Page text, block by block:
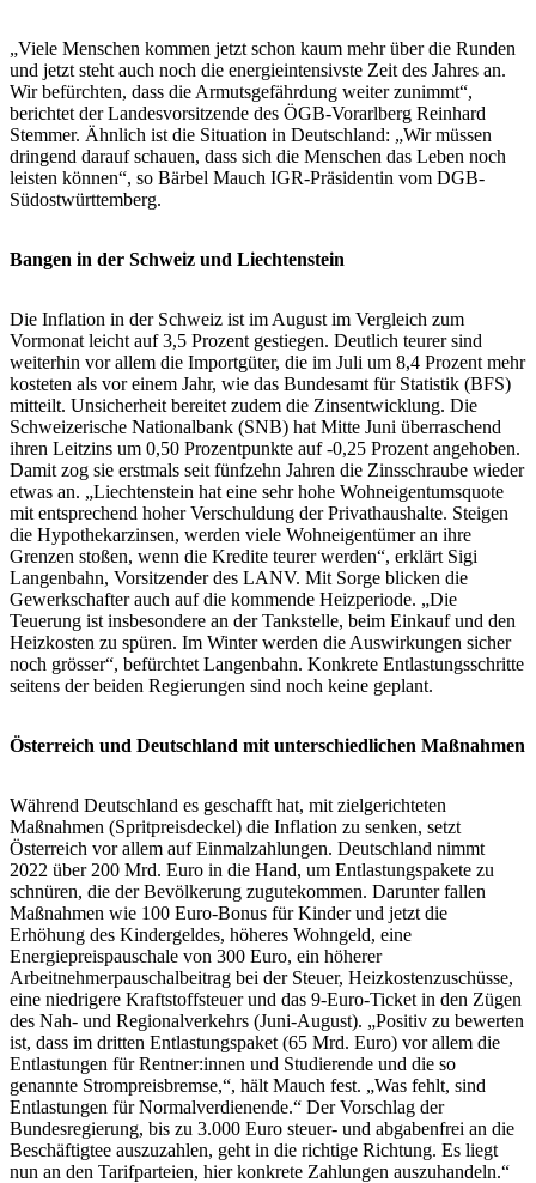
„Viele Menschen kommen jetzt schon kaum mehr über die Runden
und jetzt steht auch noch die energieintensivste Zeit des Jahres an.
Wir befürchten, dass die Armutsgefährdung weiter zunimmt“,
berichtet der Landesvorsitzende des ÖGB-Vorarlberg Reinhard
Stemmer. Ähnlich ist die Situation in Deutschland: „Wir müssen
dringend darauf schauen, dass sich die Menschen das Leben noch
leisten können“, so Bärbel Mauch IGR-Präsidentin vom DGB-
Südostwürttemberg.
Bangen in der Schweiz und Liechtenstein
Die Inflation in der Schweiz ist im August im Vergleich zum
Vormonat leicht auf 3,5 Prozent gestiegen. Deutlich teurer sind
weiterhin vor allem die Importgüter, die im Juli um 8,4 Prozent mehr
kosteten als vor einem Jahr, wie das Bundesamt für Statistik (BFS)
mitteilt. Unsicherheit bereitet zudem die Zinsentwicklung. Die
Schweizerische Nationalbank (SNB) hat Mitte Juni überraschend
ihren Leitzins um 0,50 Prozentpunkte auf -0,25 Prozent angehoben.
Damit zog sie erstmals seit fünfzehn Jahren die Zinsschraube wieder
etwas an. „Liechtenstein hat eine sehr hohe Wohneigentumsquote
mit entsprechend hoher Verschuldung der Privathaushalte. Steigen
die Hypothekarzinsen, werden viele Wohneigentümer an ihre
Grenzen stoßen, wenn die Kredite teurer werden“, erklärt Sigi
Langenbahn, Vorsitzender des LANV. Mit Sorge blicken die
Gewerkschafter auch auf die kommende Heizperiode. „Die
Teuerung ist insbesondere an der Tankstelle, beim Einkauf und den
Heizkosten zu spüren. Im Winter werden die Auswirkungen sicher
noch grösser“, befürchtet Langenbahn. Konkrete Entlastungsschritte
seitens der beiden Regierungen sind noch keine geplant.
Österreich und Deutschland mit unterschiedlichen Maßnahmen
Während Deutschland es geschafft hat, mit zielgerichteten
Maßnahmen (Spritpreisdeckel) die Inflation zu senken, setzt
Österreich vor allem auf Einmalzahlungen. Deutschland nimmt
2022 über 200 Mrd. Euro in die Hand, um Entlastungspakete zu
schnüren, die der Bevölkerung zugutekommen. Darunter fallen
Maßnahmen wie 100 Euro-Bonus für Kinder und jetzt die
Erhöhung des Kindergeldes, höheres Wohngeld, eine
Energiepreispauschale von 300 Euro, ein höherer
Arbeitnehmerpauschalbeitrag bei der Steuer, Heizkostenzuschüsse,
eine niedrigere Kraftstoffsteuer und das 9-Euro-Ticket in den Zügen
des Nah- und Regionalverkehrs (Juni-August). „Positiv zu bewerten
ist, dass im dritten Entlastungspaket (65 Mrd. Euro) vor allem die
Entlastungen für Rentner:innen und Studierende und die so
genannte Strompreisbremse,“, hält Mauch fest. „Was fehlt, sind
Entlastungen für Normalverdienende.“ Der Vorschlag der
Bundesregierung, bis zu 3.000 Euro steuer- und abgabenfrei an die
Beschäftigtee auszuzahlen, geht in die richtige Richtung. Es liegt
nun an den Tarifparteien, hier konkrete Zahlungen auszuhandeln.“